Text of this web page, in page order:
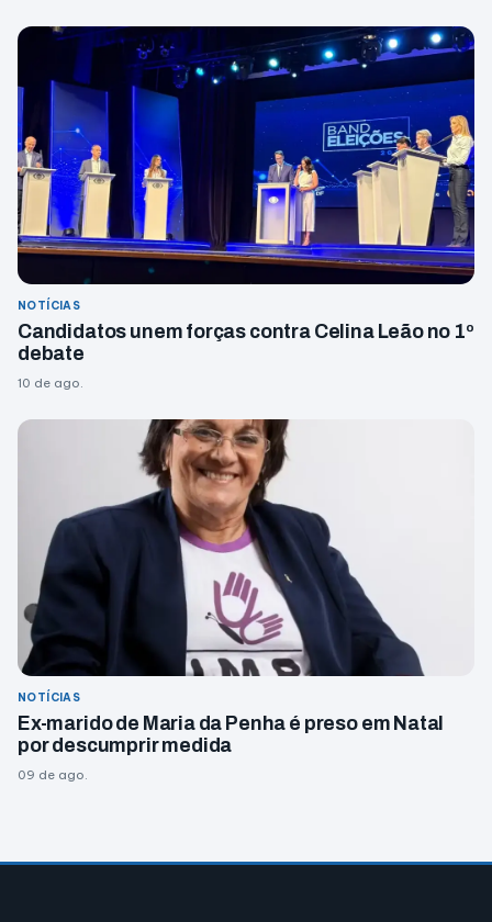
NOTÍCIAS
Candidatos unem forças contra Celina Leão no 1º
debate
10 de ago.
NOTÍCIAS
Ex-marido de Maria da Penha é preso em Natal
por descumprir medida
09 de ago.